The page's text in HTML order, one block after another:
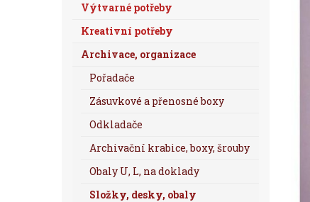
Výtvarné potřeby
Kreativní potřeby
Archivace, organizace
Pořadače
Zásuvkové a přenosné boxy
Odkladače
Archivační krabice, boxy, šrouby
Obaly U, L, na doklady
Složky, desky, obaly